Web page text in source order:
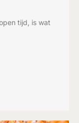
tijd, is wat